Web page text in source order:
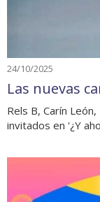
24/10/2025
Las nuevas
Rels B, Carín
invitados en '¿Y